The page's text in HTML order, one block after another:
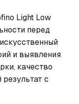
Light Low
перед
и выявления
качество
с